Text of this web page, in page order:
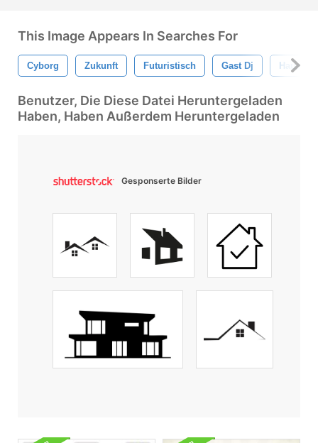
This Image Appears In Searches For
Cyborg Zukunft Futuristisch Gast Dj Haus
Benutzer, Die Diese Datei Heruntergeladen
Haben, Haben Außerdem Heruntergeladen
Gesponserte Bilder